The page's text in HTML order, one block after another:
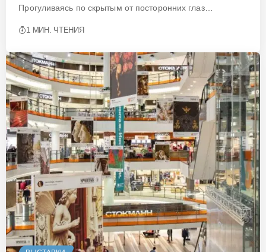
Прогуливаясь по скрытым от посторонних глаз…
1 МИН. ЧТЕНИЯ